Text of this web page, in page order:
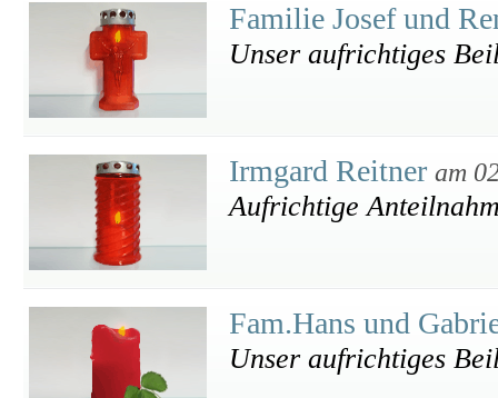
Familie Josef und
Unser aufrichtiges
Irmgard Reitner am
Aufrichtige
Fam.Hans und
Unser aufrichtiges